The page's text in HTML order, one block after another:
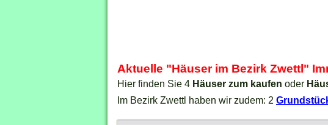
Aktuelle "Häuser im Bezirk Zwettl"
Hier finden Sie 4 Häuser zum kaufen oder
Im Bezirk Zwettl haben wir zudem: 2